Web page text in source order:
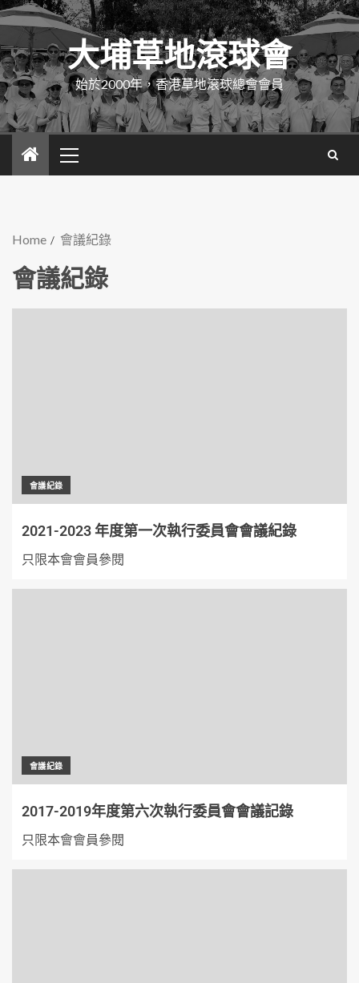
大埔草地滾球會
始於2000年，香港草地滾球總會會員
Home 會議紀錄
會議紀錄
會議紀錄
2021-2023 年度第一次執行委員會會議紀錄
只限本會會員參閱
會議紀錄
2017-2019年度第六次執行委員會會議記錄
只限本會會員參閱